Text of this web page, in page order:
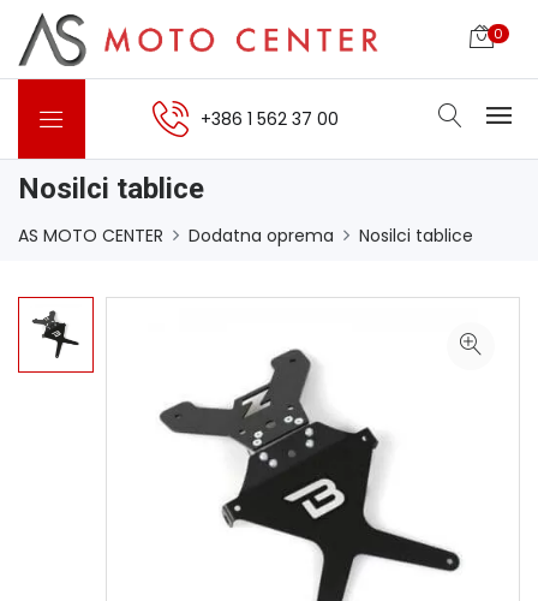
0
+386 1 562 37 00
Nosilci tablice
AS MOTO CENTER Dodatna oprema Nosilci tablice